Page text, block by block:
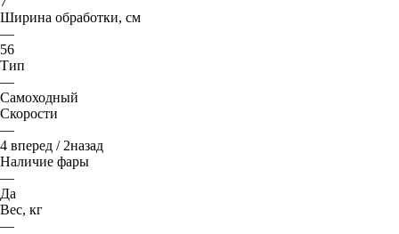
Ширина обработки, см
—
56
Тип
—
Самоходный
Скорости
—
4 вперед / 2назад
Наличие фары
—
Да
Вес, кг
—